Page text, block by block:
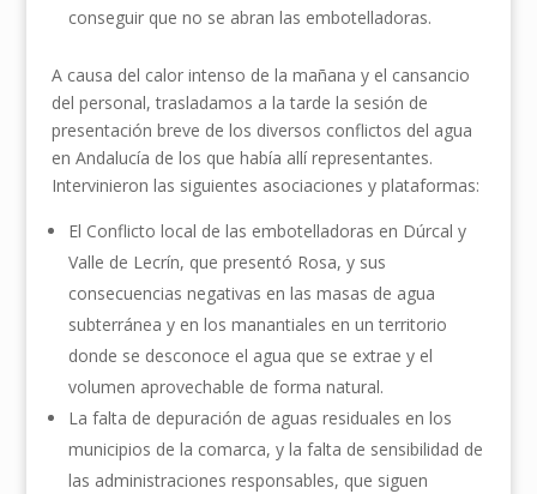
conseguir que no se abran las embotelladoras.
A causa del calor intenso de la mañana y el cansancio
del personal, trasladamos a la tarde la sesión de
presentación breve de los diversos conflictos del agua
en Andalucía de los que había allí representantes.
Intervinieron las siguientes asociaciones y plataformas:
El Conflicto local de las embotelladoras en Dúrcal y
Valle de Lecrín, que presentó Rosa, y sus
consecuencias negativas en las masas de agua
subterránea y en los manantiales en un territorio
donde se desconoce el agua que se extrae y el
volumen aprovechable de forma natural.
La falta de depuración de aguas residuales en los
municipios de la comarca, y la falta de sensibilidad de
las administraciones responsables, que siguen